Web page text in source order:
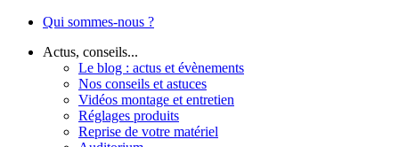
Qui sommes-nous ?
Actus, conseils...
Le blog : actus et évènements
Nos conseils et astuces
Vidéos montage et entretien
Réglages produits
Reprise de votre matériel